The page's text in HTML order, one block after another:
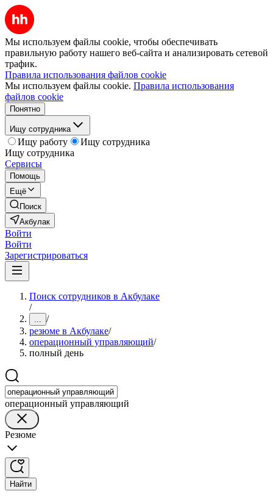
Мы используем файлы cookie, чтобы обеспечивать
правильную работу нашего веб-сайта и анализировать сетевой
трафик.
Правила использования файлов cookie
Мы используем файлы cookie. Правила использования
файлов cookie
Понятно
Ищу сотрудника
Ищу работу
Ищу сотрудника
Ищу сотрудника
Сервисы
Помощь
Ещё
Поиск
Акбулак
Войти
Войти
Зарегистрироваться
Поиск сотрудников в Акбулаке
/
... /
резюме в Акбулаке/
операционный управляющий/
полный день
операционный управляющий
Резюме
Найти